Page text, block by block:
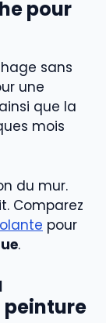
pour
sans
une
que la
mois
du mur.
Comparez
pour
.
peinture